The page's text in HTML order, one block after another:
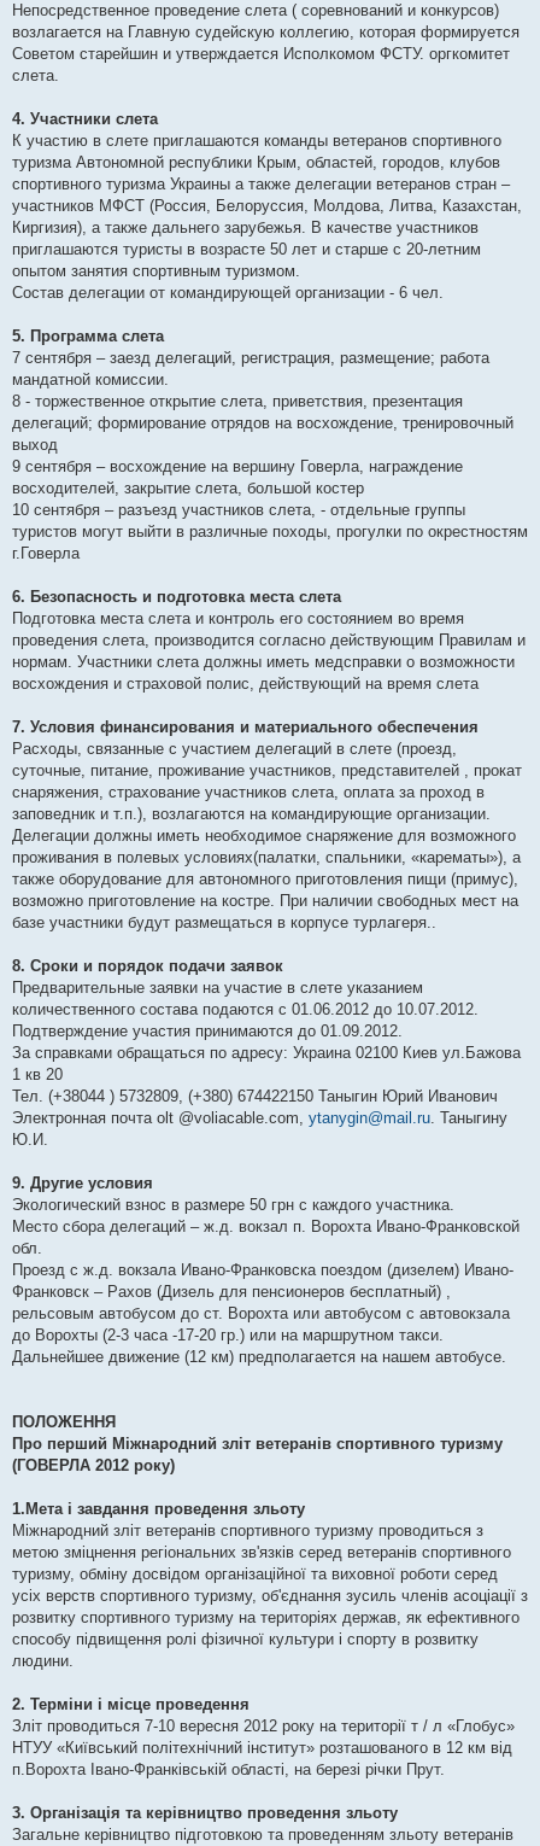
Непосредственное проведение слета ( соревнований и конкурсов)
возлагается на Главную судейскую коллегию, которая формируется
Советом старейшин и утверждается Исполкомом ФСТУ. оргкомитет
слета.
4. Участники слета
К участию в слете приглашаются команды ветеранов спортивного
туризма Автономной республики Крым, областей, городов, клубов
спортивного туризма Украины а также делегации ветеранов стран –
участников МФСТ (Россия, Белоруссия, Молдова, Литва, Казахстан,
Киргизия), а также дальнего зарубежья. В качестве участников
приглашаются туристы в возрасте 50 лет и старше с 20-летним
опытом занятия спортивным туризмом.
Состав делегации от командирующей организации - 6 чел.
5. Программа слета
7 сентября – заезд делегаций, регистрация, размещение; работа
мандатной комиссии.
8 - торжественное открытие слета, приветствия, презентация
делегаций; формирование отрядов на восхождение, тренировочный
выход
9 сентября – восхождение на вершину Говерла, награждение
восходителей, закрытие слета, большой костер
10 сентября – разъезд участников слета, - отдельные группы
туристов могут выйти в различные походы, прогулки по окрестностям
г.Говерла
6. Безопасность и подготовка места слета
Подготовка места слета и контроль его состоянием во время
проведения слета, производится согласно действующим Правилам и
нормам. Участники слета должны иметь медсправки о возможности
восхождения и страховой полис, действующий на время слета
7. Условия финансирования и материального обеспечения
Расходы, связанные с участием делегаций в слете (проезд,
суточные, питание, проживание участников, представителей , прокат
снаряжения, страхование участников слета, оплата за проход в
заповедник и т.п.), возлагаются на командирующие организации.
Делегации должны иметь необходимое снаряжение для возможного
проживания в полевых условиях(палатки, спальники, «карематы»), а
также оборудование для автономного приготовления пищи (примус),
возможно приготовление на костре. При наличии свободных мест на
базе участники будут размещаться в корпусе турлагеря..
8. Сроки и порядок подачи заявок
Предварительные заявки на участие в слете указанием
количественного состава подаются с 01.06.2012 до 10.07.2012.
Подтверждение участия принимаются до 01.09.2012.
За справками обращаться по адресу: Украина 02100 Киев ул.Бажова
1 кв 20
Тел. (+38044 ) 5732809, (+380) 674422150 Таныгин Юрий Иванович
Электронная почта olt @voliacable.com, ytanygin@mail.ru. Таныгину
Ю.И.
9. Другие условия
Экологический взнос в размере 50 грн с каждого участника.
Место сбора делегаций – ж.д. вокзал п. Ворохта Ивано-Франковской
обл.
Проезд с ж.д. вокзала Ивано-Франковска поездом (дизелем) Ивано-
Франковск – Рахов (Дизель для пенсионеров бесплатный) ,
рельсовым автобусом до ст. Ворохта или автобусом с автовокзала
до Ворохты (2-3 часа -17-20 гр.) или на маршрутном такси.
Дальнейшее движение (12 км) предполагается на нашем автобусе.
ПОЛОЖЕННЯ
Про перший Міжнародний зліт ветеранів спортивного туризму
(ГОВЕРЛА 2012 року)
1.Мета і завдання проведення зльоту
Міжнародний зліт ветеранів спортивного туризму проводиться з
метою зміцнення регіональних зв'язків серед ветеранів спортивного
туризму, обміну досвідом організаційної та виховної роботи серед
усіх верств спортивного туризму, об'єднання зусиль членів асоціації з
розвитку спортивного туризму на територіях держав, як ефективного
способу підвищення ролі фізичної культури і спорту в розвитку
людини.
2. Терміни і місце проведення
Зліт проводиться 7-10 вересня 2012 року на території т / л «Глобус»
НТУУ «Київський політехнічний інститут» розташованого в 12 км від
п.Ворохта Івано-Франківській області, на березі річки Прут.
3. Організація та керівництво проведення зльоту
Загальне керівництво підготовкою та проведенням зльоту ветеранів